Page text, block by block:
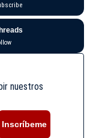
nuestros
Inscríbeme